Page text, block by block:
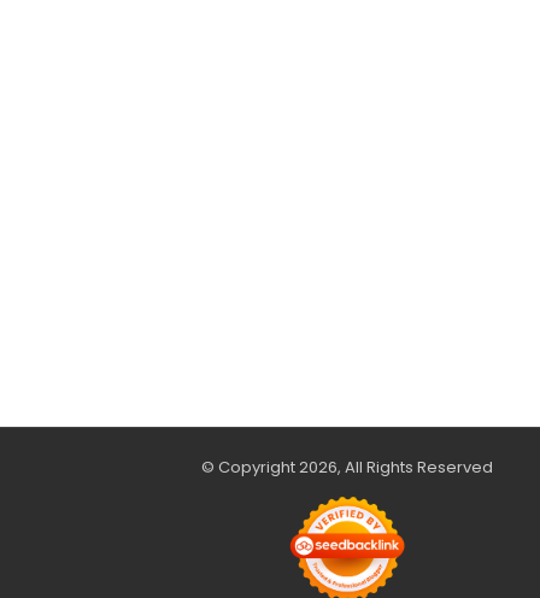
© Copyright 2026, All Rights Reserved